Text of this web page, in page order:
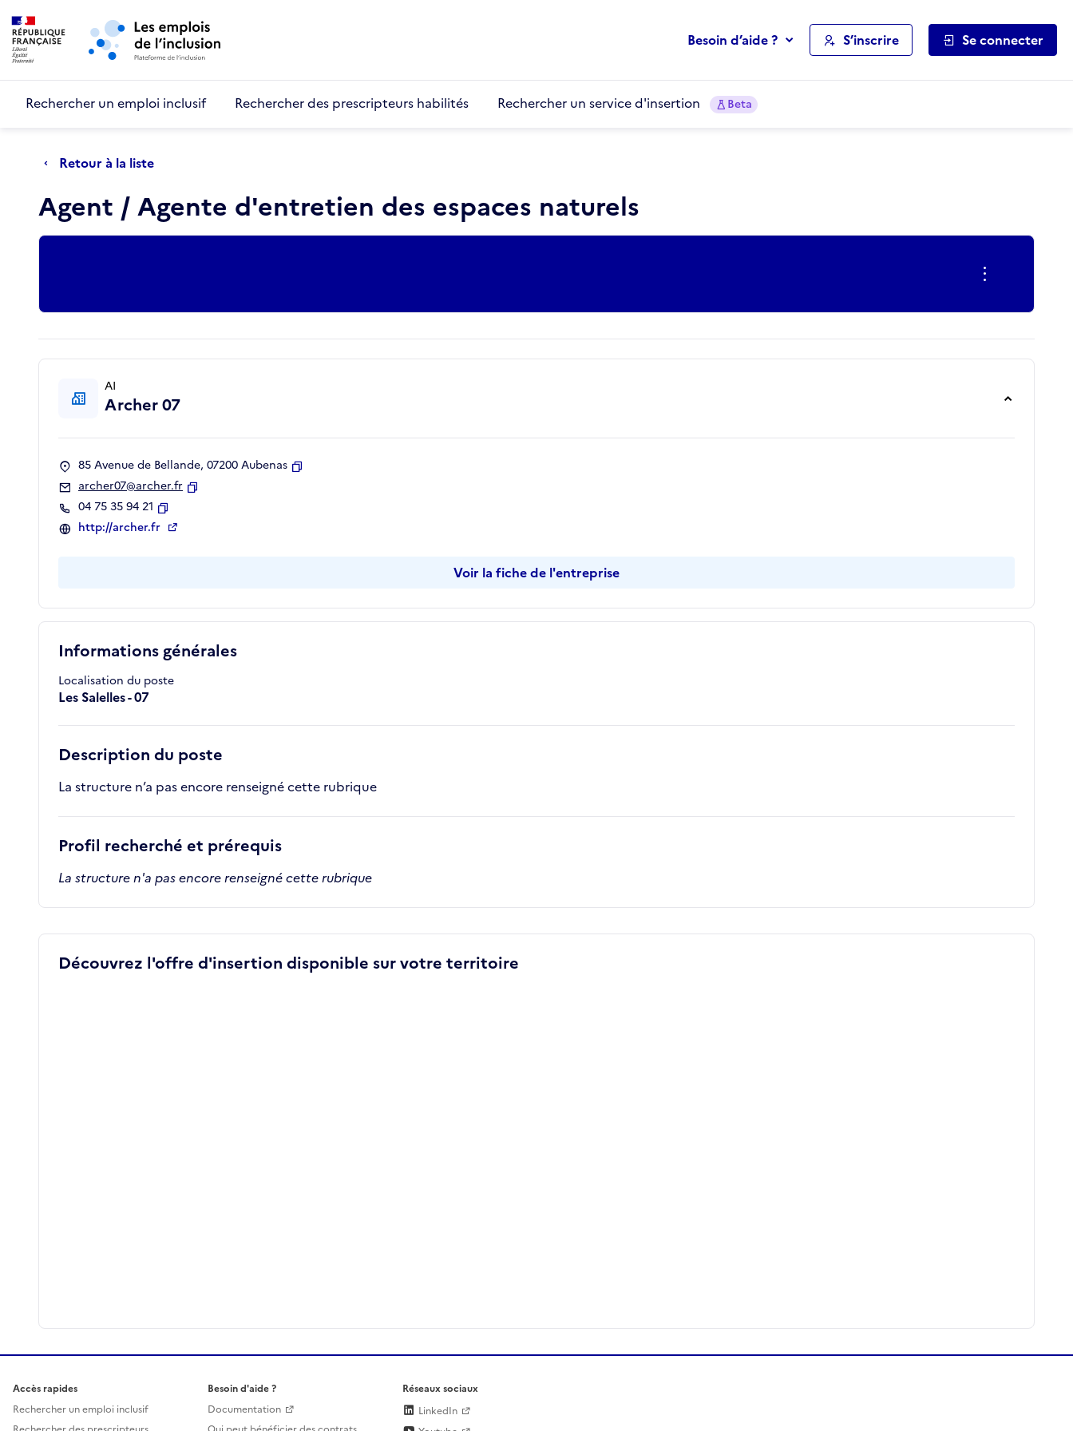
Aller au menu principal
Besoin d’aide ? S’inscrire Se connecter
Rechercher un emploi inclusif Rechercher des prescripteurs habilités Rechercher un service d'insertion Beta
Retour à la liste
Agent / Agente d'entretien des espaces naturels
Informations générales
Localisation du poste
Les Salelles - 07
Description du poste
La structure n’a pas encore renseigné cette rubrique
Profil recherché et prérequis
La structure n'a pas encore renseigné cette rubrique
AI
Archer 07
85 Avenue de Bellande, 07200 Aubenas
archer07@archer.fr
04 75 35 94 21
Copier
http://archer.fr
Voir la fiche de l'entreprise
Découvrez l'offre d'insertion disponible sur votre territoire
Accès rapides
Rechercher un emploi inclusif
Besoin d'aide ?
Documentation
Réseaux sociaux
LinkedIn